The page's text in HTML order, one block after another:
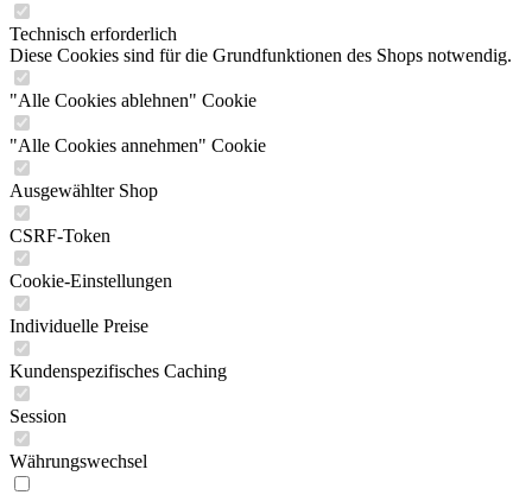
Technisch erforderlich
Diese Cookies sind für die Grundfunktionen des Shops notwendig.
"Alle Cookies ablehnen" Cookie
"Alle Cookies annehmen" Cookie
Ausgewählter Shop
CSRF-Token
Cookie-Einstellungen
Individuelle Preise
Kundenspezifisches Caching
Session
Währungswechsel